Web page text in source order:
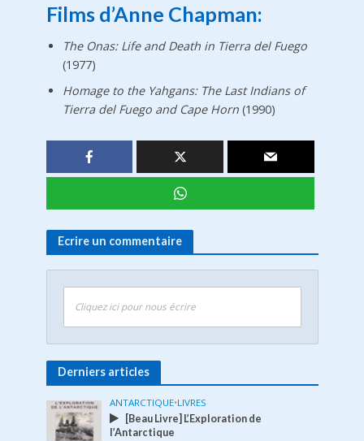
Films d’Anne Chapman:
The Onas: Life and Death in Tierra del Fuego
(1977)
Homage to the Yahgans: The Last Indians of
Tierra del Fuego and Cape Horn(1990)
Ecrire un commentaire
Cliquez ici pour nous écrire
Derniers articles
ANTARCTIQUE•LIVRES
[Beau Livre] L’Exploration de
l’Antarctique